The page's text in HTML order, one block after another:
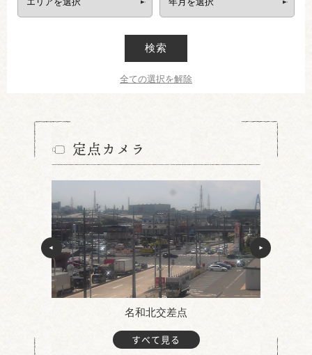
検索
全ての選択を解除
定点カメラ
名和北交差点
すべて見る